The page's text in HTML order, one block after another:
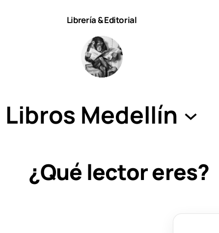
Librería & Editorial
Libros Medellín
¿Qué lector eres?